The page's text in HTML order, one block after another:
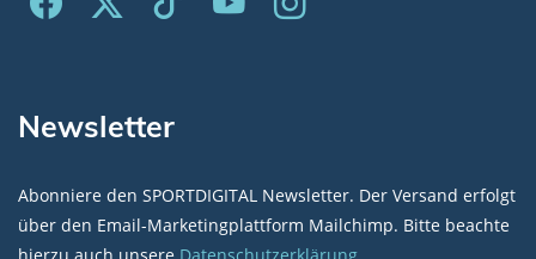
Newsletter
Abonniere den SPORTDIGITAL Newsletter. Der Versand erfolgt
über den Email-Marketingplattform Mailchimp. Bitte beachte